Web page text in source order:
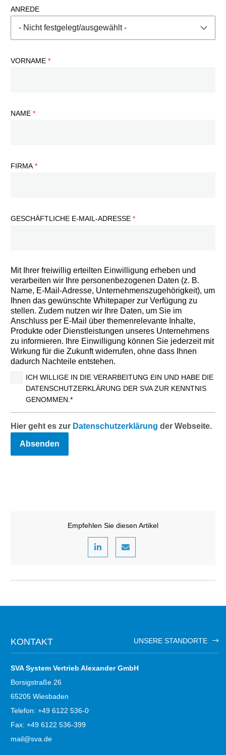
ANREDE
VORNAME
NAME
FIRMA
GESCHÄFTLICHE E-MAIL-ADRESSE
Mit Ihrer freiwillig erteilten Einwilligung erheben und
verarbeiten wir Ihre personenbezogenen Daten (z. B.
Name, E-Mail-Adresse, Unternehmenszugehörigkeit), um
Ihnen das gewünschte Whitepaper zur Verfügung zu
stellen. Zudem nutzen wir Ihre Daten, um Sie im
Anschluss per E-Mail über themenrelevante Inhalte,
Produkte oder Dienstleistungen unseres Unternehmens
zu informieren. Ihre Einwilligung können Sie jederzeit mit
Wirkung für die Zukunft widerrufen, ohne dass Ihnen
dadurch Nachteile entstehen.
ICH WILLIGE IN DIE VERARBEITUNG EIN UND HABE DIE
DATENSCHUTZERKLÄRUNG DER SVA ZUR KENNTNIS
GENOMMEN.*
Hier geht es zur Datenschutzerklärung der Webseite.
Empfehlen Sie diesen Artikel
KONTAKT UNSERE STANDORTE
SVA System Vertrieb Alexander GmbH
Borsigstraße 26
65205 Wiesbaden
Telefon: +49 6122 536-0
Fax: +49 6122 536-399
mail@sva.de